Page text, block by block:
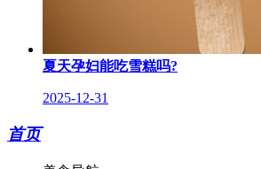
夏天孕妇能吃雪糕吗?
2025-12-31
首页